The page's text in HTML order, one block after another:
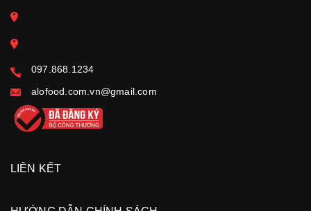
097.868.1234
alofood.com.vn@gmail.com
LIÊN KẾT